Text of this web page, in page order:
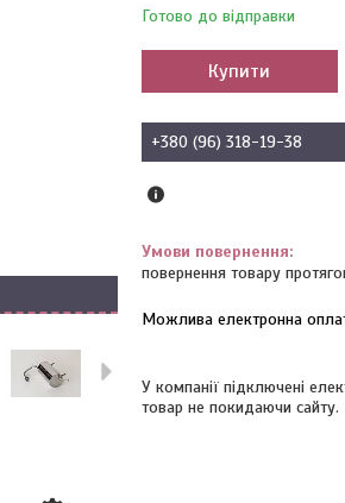
Готово до відправки
Купити
+380 (96) 318-19-38
повернення товару
У компанії підключені
товар не покидаючи сайту.